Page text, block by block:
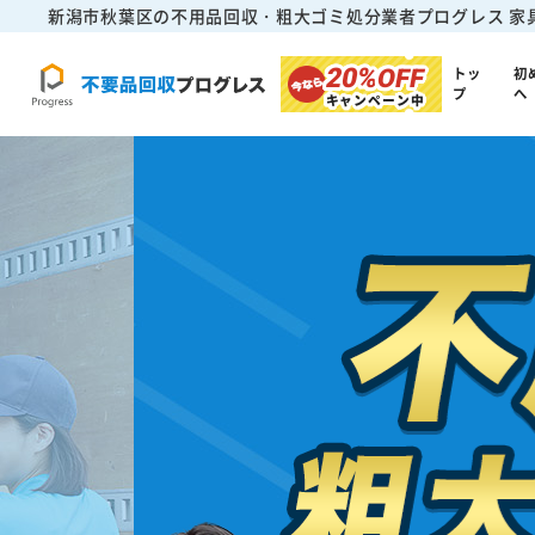
新潟市秋葉区の不用品回収・粗大ゴミ処分業者プログレス 家
20%OFF
キャンペーン中
トッ
プ
初
へ